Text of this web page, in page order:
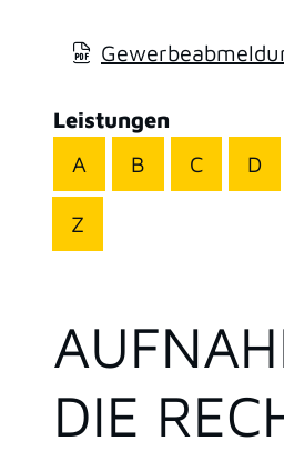
Leistungen
A
B C D
Z
DIE